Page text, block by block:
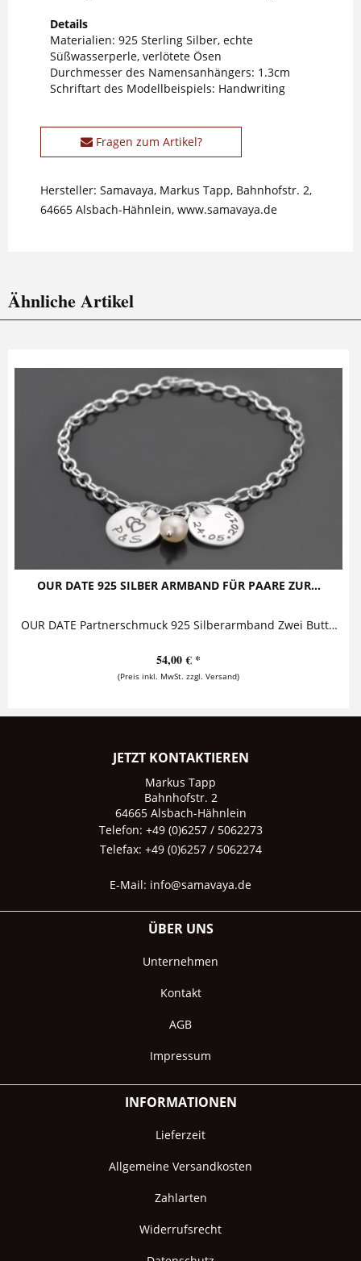
Details
Materialien: 925 Sterling Silber, echte
Süßwasserperle, verlötete Ösen
Durchmesser des Namensanhängers: 1.3cm
Schriftart des Modellbeispiels: Handwriting
Fragen zum Artikel?
Hersteller: Samavaya, Markus Tapp, Bahnhofstr. 2,
64665 Alsbach-Hähnlein, www.samavaya.de
Ähnliche Artikel
OUR DATE 925 SILBER ARMBAND FÜR PAARE ZUR...
OUR DATE Partnerschmuck 925 Silberarmband Zwei Buttons - der eine mit zwei ineinander verschlungenen Herzen und Initialen, der andere mit...
54,00 € *
(Preis inkl. MwSt. zzgl. Versand)
JETZT KONTAKTIEREN
Markus Tapp
Bahnhofstr. 2
64665 Alsbach-Hähnlein
Telefon: +49 (0)6257 / 5062273
Telefax: +49 (0)6257 / 5062274
E-Mail: info@samavaya.de
ÜBER UNS
Unternehmen
Kontakt
AGB
Impressum
INFORMATIONEN
Lieferzeit
Allgemeine Versandkosten
Zahlarten
Widerrufsrecht